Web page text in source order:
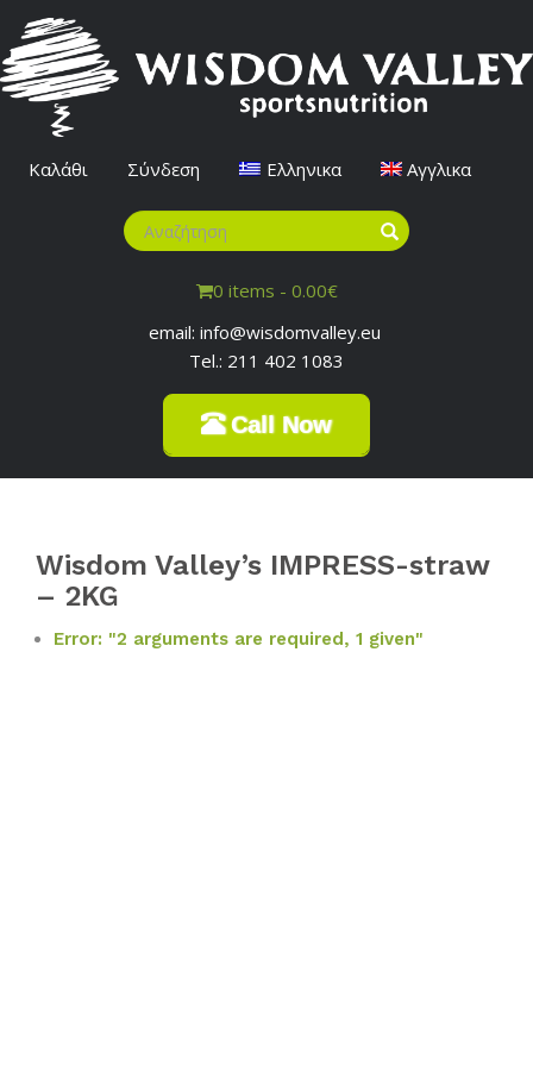
Καλάθι Σύνδεση Ελληνικα Αγγλικα
0 items - 0.00€
email: info@wisdomvalley.eu
Tel.: 211 402 1083
Call Now
Wisdom Valley’s IMPRESS-straw
– 2KG
Error: "2 arguments are required, 1 given"